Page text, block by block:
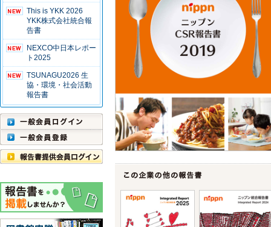
This is YKK 2026
YKK株式会社統合報
告書
NEXCO中日本レポー
ト2025
TSUNAGU2026 生
協・環境・社会活動
報告書